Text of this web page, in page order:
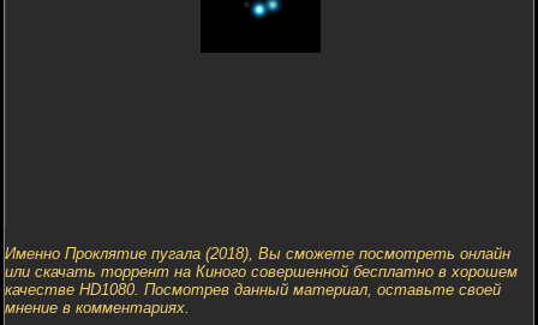
Именно Проклятие пугала (2018), Вы сможете посмотреть онлайн
или скачать торрент на Киного совершенной бесплатно в хорошем
качестве HD1080. Посмотрев данный материал, оставьте своей
мнение в комментариях.